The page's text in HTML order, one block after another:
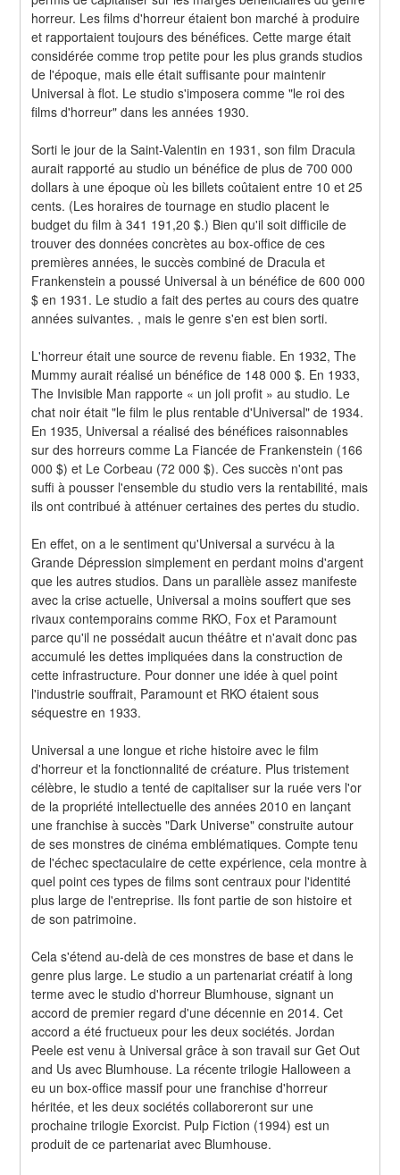
horreur. Les films d'horreur étaient bon marché à produire
et rapportaient toujours des bénéfices. Cette marge était
considérée comme trop petite pour les plus grands studios
de l'époque, mais elle était suffisante pour maintenir
Universal à flot. Le studio s'imposera comme "le roi des
films d'horreur" dans les années 1930.
Sorti le jour de la Saint-Valentin en 1931, son film Dracula
aurait rapporté au studio un bénéfice de plus de 700 000
dollars à une époque où les billets coûtaient entre 10 et 25
cents. (Les horaires de tournage en studio placent le
budget du film à 341 191,20 $.) Bien qu'il soit difficile de
trouver des données concrètes au box-office de ces
premières années, le succès combiné de Dracula et
Frankenstein a poussé Universal à un bénéfice de 600 000
$ en 1931. Le studio a fait des pertes au cours des quatre
années suivantes. , mais le genre s'en est bien sorti.
L'horreur était une source de revenu fiable. En 1932, The
Mummy aurait réalisé un bénéfice de 148 000 $. En 1933,
The Invisible Man rapporte « un joli profit » au studio. Le
chat noir était "le film le plus rentable d'Universal" de 1934.
En 1935, Universal a réalisé des bénéfices raisonnables
sur des horreurs comme La Fiancée de Frankenstein (166
000 $) et Le Corbeau (72 000 $). Ces succès n'ont pas
suffi à pousser l'ensemble du studio vers la rentabilité, mais
ils ont contribué à atténuer certaines des pertes du studio.
En effet, on a le sentiment qu'Universal a survécu à la
Grande Dépression simplement en perdant moins d'argent
que les autres studios. Dans un parallèle assez manifeste
avec la crise actuelle, Universal a moins souffert que ses
rivaux contemporains comme RKO, Fox et Paramount
parce qu'il ne possédait aucun théâtre et n'avait donc pas
accumulé les dettes impliquées dans la construction de
cette infrastructure. Pour donner une idée à quel point
l'industrie souffrait, Paramount et RKO étaient sous
séquestre en 1933.
Universal a une longue et riche histoire avec le film
d'horreur et la fonctionnalité de créature. Plus tristement
célèbre, le studio a tenté de capitaliser sur la ruée vers l'or
de la propriété intellectuelle des années 2010 en lançant
une franchise à succès "Dark Universe" construite autour
de ses monstres de cinéma emblématiques. Compte tenu
de l'échec spectaculaire de cette expérience, cela montre à
quel point ces types de films sont centraux pour l'identité
plus large de l'entreprise. Ils font partie de son histoire et
de son patrimoine.
Cela s'étend au-delà de ces monstres de base et dans le
genre plus large. Le studio a un partenariat créatif à long
terme avec le studio d'horreur Blumhouse, signant un
accord de premier regard d'une décennie en 2014. Cet
accord a été fructueux pour les deux sociétés. Jordan
Peele est venu à Universal grâce à son travail sur Get Out
and Us avec Blumhouse. La récente trilogie Halloween a
eu un box-office massif pour une franchise d'horreur
héritée, et les deux sociétés collaboreront sur une
prochaine trilogie Exorcist. Pulp Fiction (1994) est un
produit de ce partenariat avec Blumhouse.